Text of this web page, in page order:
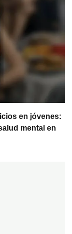
en jóvenes:
mental en